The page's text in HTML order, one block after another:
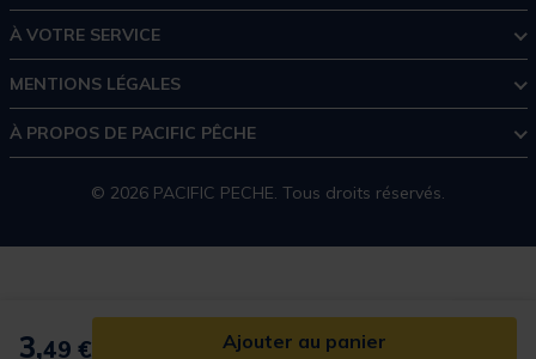
3,49 € Ajouter au panier
À VOTRE SERVICE
MENTIONS LÉGALES
À PROPOS DE PACIFIC PÊCHE
© 2026 PACIFIC PECHE. Tous droits réservés.